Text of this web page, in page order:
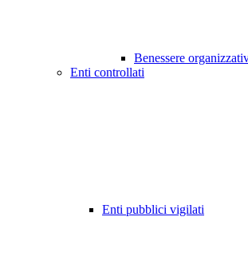
Benessere
Enti controllati
Enti pubblici vigilati